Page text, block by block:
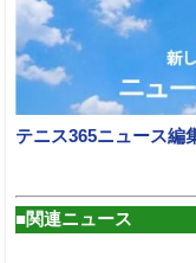
テニス365ニュース編
■関連ニュース